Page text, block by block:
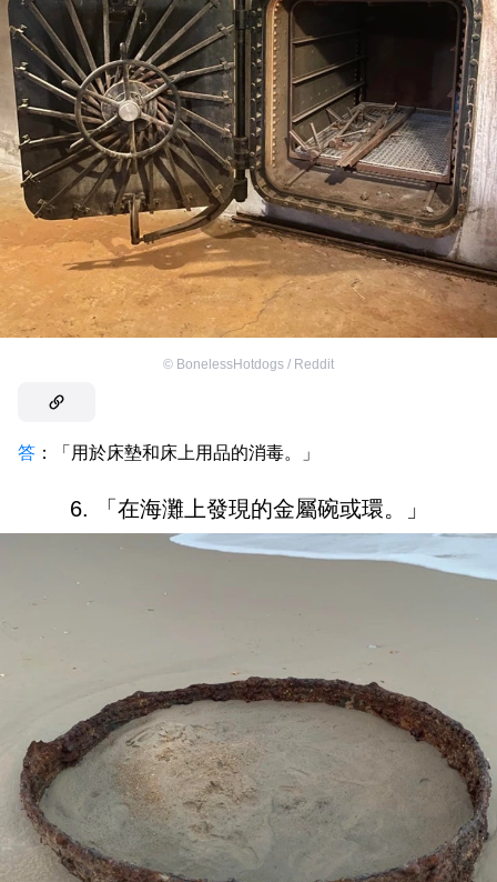
© BonelessHotdogs / Reddit
答 ：「用於床墊和床上用品的消毒。」
6. 「在海灘上發現的金屬碗或環。」